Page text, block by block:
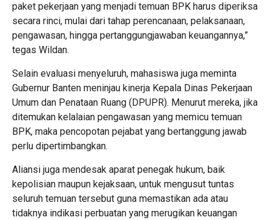
paket pekerjaan yang menjadi temuan BPK harus diperiksa
secara rinci, mulai dari tahap perencanaan, pelaksanaan,
pengawasan, hingga pertanggungjawaban keuangannya,”
tegas Wildan.
Selain evaluasi menyeluruh, mahasiswa juga meminta
Gubernur Banten meninjau kinerja Kepala Dinas Pekerjaan
Umum dan Penataan Ruang (DPUPR). Menurut mereka, jika
ditemukan kelalaian pengawasan yang memicu temuan
BPK, maka pencopotan pejabat yang bertanggung jawab
perlu dipertimbangkan.
Aliansi juga mendesak aparat penegak hukum, baik
kepolisian maupun kejaksaan, untuk mengusut tuntas
seluruh temuan tersebut guna memastikan ada atau
tidaknya indikasi perbuatan yang merugikan keuangan